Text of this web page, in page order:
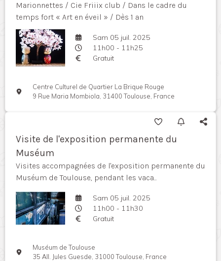
Marionnettes / Cie Friiix club / Dans le cadre du
temps fort « Art en éveil » / Dès 1 an
Sam 05 juil. 2025
11h00 - 11h25
Gratuit
Centre Culturel de Quartier La Brique Rouge
9 Rue Maria Mombiola, 31400 Toulouse, France
Visite de l'exposition permanente du
Muséum
Visites accompagnées de l'exposition permanente du
Muséum de Toulouse, pendant les vaca...
Sam 05 juil. 2025
11h00 - 11h30
Gratuit
Muséum de Toulouse
35 All. Jules Guesde, 31000 Toulouse, France